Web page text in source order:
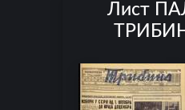
Лист